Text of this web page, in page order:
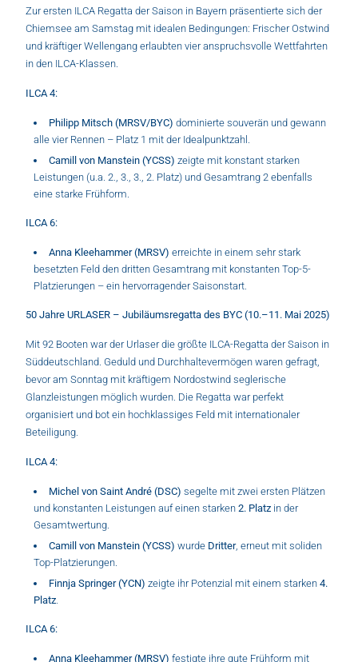
Zur ersten ILCA Regatta der Saison in Bayern präsentierte sich der
Chiemsee am Samstag mit idealen Bedingungen: Frischer Ostwind
und kräftiger Wellengang erlaubten vier anspruchsvolle Wettfahrten
in den ILCA-Klassen.
ILCA 4:
Philipp Mitsch (MRSV/BYC) dominierte souverän und gewann
alle vier Rennen – Platz 1 mit der Idealpunktzahl.
Camill von Manstein (YCSS) zeigte mit konstant starken
Leistungen (u.a. 2., 3., 3., 2. Platz) und Gesamtrang 2 ebenfalls
eine starke Frühform.
ILCA 6:
Anna Kleehammer (MRSV) erreichte in einem sehr stark
besetzten Feld den dritten Gesamtrang mit konstanten Top-5-
Platzierungen – ein hervorragender Saisonstart.
50 Jahre URLASER – Jubiläumsregatta des BYC (10.–11. Mai 2025)
Mit 92 Booten war der Urlaser die größte ILCA-Regatta der Saison in
Süddeutschland. Geduld und Durchhaltevermögen waren gefragt,
bevor am Sonntag mit kräftigem Nordostwind seglerische
Glanzleistungen möglich wurden. Die Regatta war perfekt
organisiert und bot ein hochklassiges Feld mit internationaler
Beteiligung.
ILCA 4:
Michel von Saint André (DSC) segelte mit zwei ersten Plätzen
und konstanten Leistungen auf einen starken2. Platz in der
Gesamtwertung.
Camill von Manstein (YCSS) wurde Dritter, erneut mit soliden
Top-Platzierungen.
Finnja Springer (YCN) zeigte ihr Potenzial mit einem starken 4.
Platz.
ILCA 6:
Anna Kleehammer (MRSV) festigte ihre gute Frühform mit